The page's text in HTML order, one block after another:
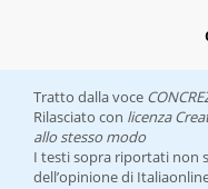
Tratto dalla voce
Rilasciato con licenza
allo stesso modo
I testi sopra riportati non
dell’opinione di